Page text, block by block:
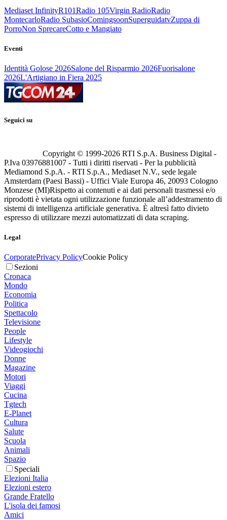
Mediaset InfinityR101Radio 105Virgin RadioRadio
MontecarloRadio SubasioComingsoonSuperguidatvZuppa di
PorroNon SprecareCotto e Mangiato
Eventi
Identità Golose 2026Salone del Risparmio 2026Fuorisalone
2026L'Artigiano in Fiera 2025
Seguici su
Copyright © 1999-2026 RTI S.p.A. Business Digital -
P.Iva 03976881007 - Tutti i diritti riservati - Per la pubblicità
Mediamond S.p.A. - RTI S.p.A., Mediaset N.V., sede legale
Amsterdam (Paesi Bassi) - Uffici Viale Europa 46, 20093 Cologno
Monzese (MI)Rispetto ai contenuti e ai dati personali trasmessi e/o
riprodotti è vietata ogni utilizzazione funzionale all’addestramento di
sistemi di intelligenza artificiale generativa. È altresì fatto divieto
espresso di utilizzare mezzi automatizzati di data scraping.
Legal
CorporatePrivacy PolicyCookie Policy
Sezioni
Cronaca
Mondo
Economia
Politica
Spettacolo
Televisione
People
Lifestyle
Videogiochi
Donne
Magazine
Motori
Viaggi
Cucina
Tgtech
E-Planet
Cultura
Salute
Scuola
Animali
Spazio
Speciali
Elezioni Italia
Elezioni estero
Grande Fratello
L'isola dei famosi
Amici